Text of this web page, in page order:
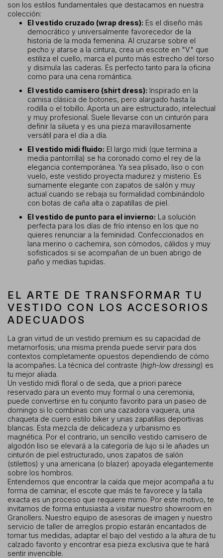
son los estilos fundamentales que destacamos en nuestra
colección:
El vestido cruzado (wrap dress): Es el diseño más
democrático y universalmente favorecedor de la
historia de la moda femenina. Al cruzarse sobre el
pecho y atarse a la cintura, crea un escote en "V" que
estiliza el cuello, marca el punto más estrecho del torso
y disimula las caderas. Es perfecto tanto para la oficina
como para una cena romántica.
El vestido camisero (shirt dress): Inspirado en la
camisa clásica de botones, pero alargado hasta la
rodilla o el tobillo. Aporta un aire estructurado, intelectual
y muy profesional. Suele llevarse con un cinturón para
definir la silueta y es una pieza maravillosamente
versátil para el día a día.
El vestido midi fluido: El largo midi (que termina a
media pantorrilla) se ha coronado como el rey de la
elegancia contemporánea. Ya sea plisado, liso o con
vuelo, este vestido proyecta madurez y misterio. Es
sumamente elegante con zapatos de salón y muy
actual cuando se rebaja su formalidad combinándolo
con botas de caña alta o zapatillas de piel.
El vestido de punto para el invierno: La solución
perfecta para los días de frío intenso en los que no
quieres renunciar a la feminidad. Confeccionados en
lana merino o cachemira, son cómodos, cálidos y muy
sofisticados si se acompañan de un buen abrigo de
paño y medias tupidas.
EL ARTE DE TRANSFORMAR TU
VESTIDO CON LOS ACCESORIOS
ADECUADOS
La gran virtud de un vestido premium es su capacidad de
metamorfosis; una misma prenda puede servir para dos
contextos completamente opuestos dependiendo de cómo
la acompañes. La técnica del contraste (high-low dressing) es
tu mejor aliada.
Un vestido midi floral o de seda, que a priori parece
reservado para un evento muy formal o una ceremonia,
puede convertirse en tu conjunto favorito para un paseo de
domingo si lo combinas con una cazadora vaquera, una
chaqueta de cuero estilo biker y unas zapatillas deportivas
blancas. Esta mezcla de delicadeza y urbanismo es
magnética. Por el contrario, un sencillo vestido camisero de
algodón liso se elevará a la categoría de lujo si le añades un
cinturón de piel estructurado, unos zapatos de salón
(stilettos) y una americana (o blazer) apoyada elegantemente
sobre los hombros.
Entendemos que encontrar la caída que mejor acompaña a tu
forma de caminar, el escote que más te favorece y la talla
exacta es un proceso que requiere mimo. Por este motivo, te
invitamos de forma entusiasta a visitar nuestro showroom en
Granollers. Nuestro equipo de asesoras de imagen y nuestro
servicio de taller de arreglos propio estarán encantados de
tomar tus medidas, adaptar el bajo del vestido a la altura de tu
calzado favorito y encontrar esa pieza exclusiva que te hará
sentir invencible.